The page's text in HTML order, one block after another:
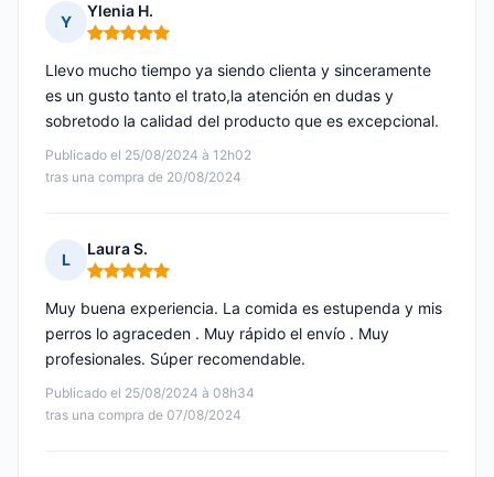
Y
Ylenia H.
Nota: 5 de 5
Publicado el 25/08/2024 à 12h02
tras una compra de 20/08/2024
Llevo mucho tiempo ya siendo clienta y sinceramente
es un gusto tanto el trato,la atención en dudas y
sobretodo la calidad del producto que es excepcional.
L
Laura S.
Nota: 5 de 5
Publicado el 25/08/2024 à 08h34
tras una compra de 07/08/2024
Muy buena experiencia. La comida es estupenda y mis
perros lo agraceden . Muy rápido el envío . Muy
profesionales. Súper recomendable.